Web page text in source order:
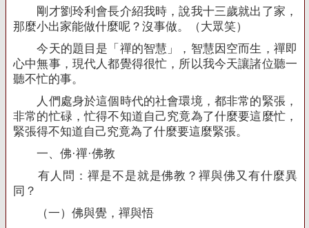
剛才劉玲利會長介紹我時，說我十三歲就出了家，
那麼小出家能做什麼呢？沒事做。（大眾笑）
今天的題目是「禪的智慧」，智慧因空而生，禪即
心中無事，現代人都覺得很忙，所以我今天讓諸位聽一
聽不忙的事。
人們處身於這個時代的社會環境，都非常的緊張，
非常的忙碌，忙得不知道自己究竟為了什麼要這麼忙，
緊張得不知道自己究竟為了什麼要這麼緊張。
一、佛·禪·佛教
有人問：禪是不是就是佛教？禪與佛又有什麼異
同？
（一）佛與覺，禪與悟